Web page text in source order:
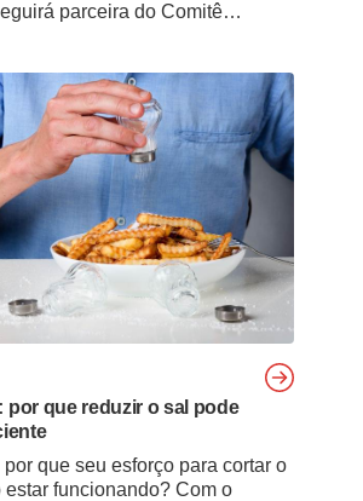
parceira do Comitê
até Los Angeles 2028 A
com o Comitê Paralímpico
para o ciclo dos Jogos de Los
. A extensão foi oficializada
por que reduzir o sal pode
que seu esforço para cortar o
estar funcionando? Com o